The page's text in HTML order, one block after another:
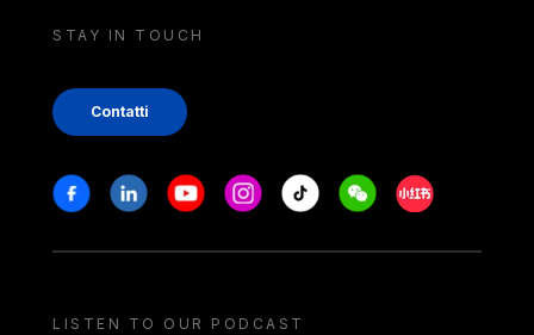
STAY IN TOUCH
Contatti
Stay in touch
FacebookLinkedinYoutubeInstagram
Tiktok WeechatXiaohongshu/
LISTEN TO OUR PODCAST